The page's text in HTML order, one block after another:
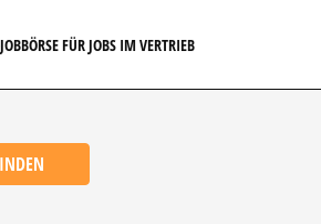
FÜR JOBS IM VERTRIEB